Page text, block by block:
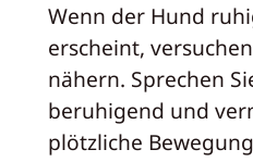
Wenn der Hund
erscheint,
nähern. Sprechen
beruhigend und
plötzliche